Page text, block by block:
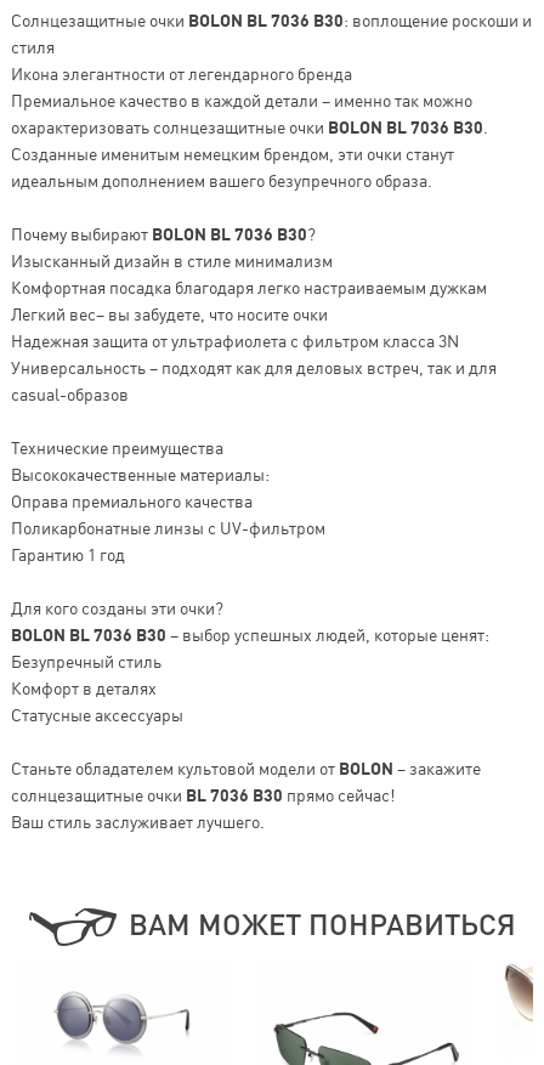
Солнцезащитные очки BOLON BL 7036 B30: воплощение роскоши и
стиля
Икона элегантности от легендарного бренда
Премиальное качество в каждой детали – именно так можно
охарактеризовать солнцезащитные очки BOLON BL 7036 B30
Созданные именитым немецким брендом, эти очки станут
идеальным дополнением вашего безупречного образа.
Почему выбирают BOLON BL 7036 B30?
Изысканный дизайн в стиле минимализм
Комфортная посадка благодаря легко настраиваемым дужкам
Легкий вес– вы забудете, что носите очки
Надежная защита от ультрафиолета с фильтром класса 3N
Универсальность – подходят как для деловых встреч, так и для
casual-образов
Технические преимущества
Высококачественные материалы:
Оправа премиального качества
Поликарбонатные линзы с UV-фильтром
Гарантию 1 год
Для кого созданы эти очки?
BOLON BL 7036 B30 – выбор успешных людей, которые ценят:
Безупречный стиль
Комфорт в деталях
Статусные аксессуары
Станьте обладателем культовой модели от BOLON – закажите
солнцезащитные очки BL 7036 B30 прямо сейчас!
Ваш стиль заслуживает лучшего.
ВАМ МОЖЕТ ПОНРАВИТЬСЯ